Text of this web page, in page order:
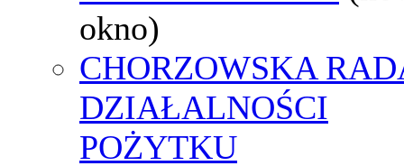
okno)
CHORZOWSKA
DZIAŁALNOŚCI
POŻYTKU